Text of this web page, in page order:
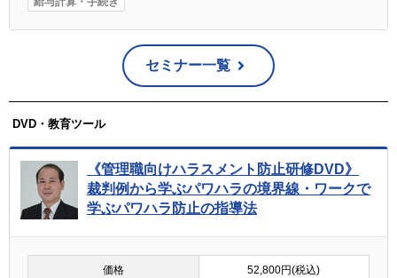
セミナー一覧
DVD・教育ツール
《管理職向けハラスメント防止研修DVD》
裁判例から学ぶパワハラの境界線・ワークで
学ぶパワハラ防止の指導法
価格 52,800円(税込)